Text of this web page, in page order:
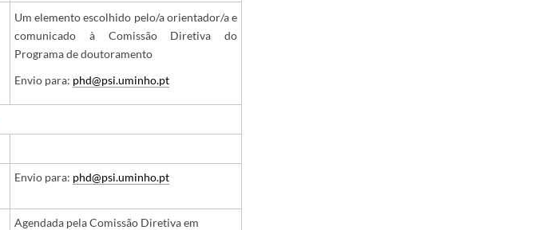
Um elemento escolhido pelo/a orientador/a e
comunicado à Comissão Diretiva do
Programa de doutoramento
Envio para: phd@psi.uminho.pt
Envio para: phd@psi.uminho.pt
Agendada pela Comissão Diretiva em